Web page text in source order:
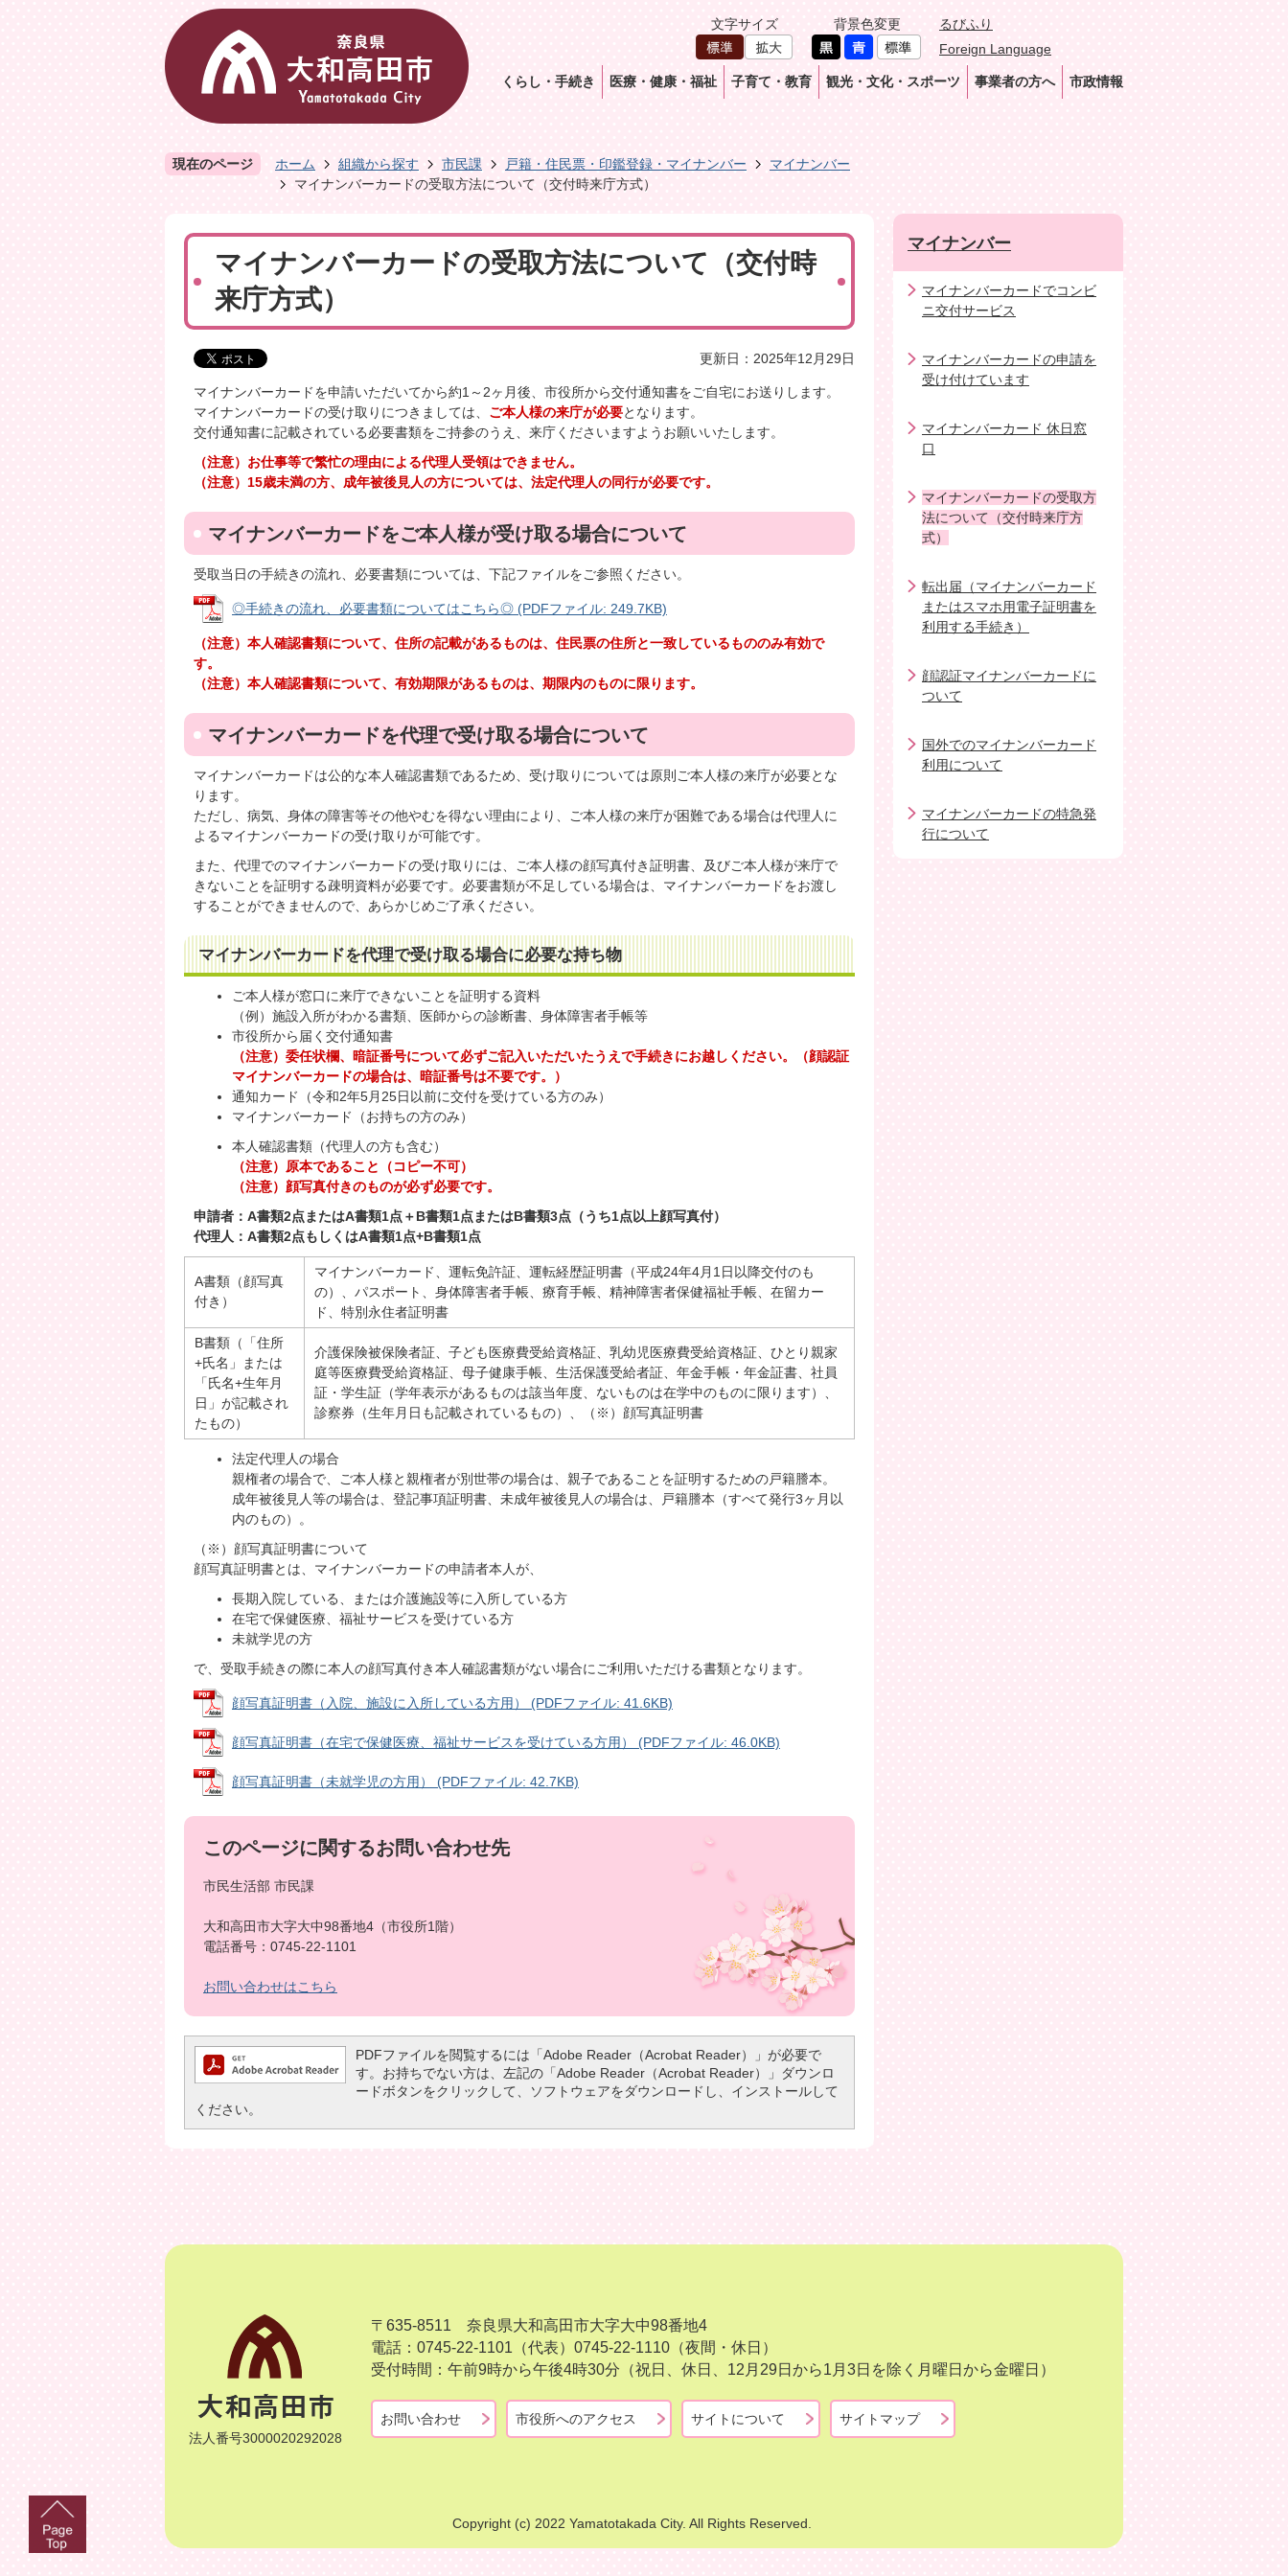
文字サイズ 背景色変更
るびふり
Foreign Language
くらし・手続き 医療・健康・福祉 子育て・教育 観光・文化・スポーツ 事業者の方へ 市政情報
現在のページ ホーム 組織から探す 市民課 戸籍・住民票・印鑑登録・マイナンバー
マイナンバー
マイナンバーカードの受取方法について（交付時来庁方式）
マイナンバーカードの受取方法について（交付時
来庁方式）
更新日：2025年12月29日
マイナンバーカードを申請いただいてから約1～2ヶ月後、市役所から交付通知書をご自宅にお送りします。
マイナンバーカードの受け取りにつきましては、 ご本人様の来庁が必要となります。
交付通知書に記載されている必要書類をご持参のうえ、来庁くださいますようお願いいたします。
（注意）お仕事等で繁忙の理由による代理人受領はできません。
（注意）15歳未満の方、成年被後見人の方については、法定代理人の同行が必要です。
マイナンバーカードをご本人様が受け取る場合について
受取当日の手続きの流れ、必要書類については、下記ファイルをご参照ください。
◎手続きの流れ、必要書類についてはこちら◎ (PDFファイル: 249.7KB)
（注意）本人確認書類について、住所の記載があるものは、住民票の住所と一致しているもののみ有効で
す。
（注意）本人確認書類について、有効期限があるものは、期限内のものに限ります。
マイナンバーカードを代理で受け取る場合について
マイナンバーカードは公的な本人確認書類であるため、受け取りについては原則ご本人様の来庁が必要とな
ります。
ただし、病気、身体の障害等その他やむを得ない理由により、ご本人様の来庁が困難である場合は代理人に
よるマイナンバーカードの受け取りが可能です。
また、代理でのマイナンバーカードの受け取りには、ご本人様の顔写真付き証明書、及びご本人様が来庁で
きないことを証明する疎明資料が必要です。必要書類が不足している場合は、マイナンバーカードをお渡し
することができませんので、あらかじめご了承ください。
マイナンバーカードを代理で受け取る場合に必要な持ち物
ご本人様が窓口に来庁できないことを証明する資料
（例）施設入所がわかる書類、医師からの診断書、身体障害者手帳等
市役所から届く交付通知書
（注意）委任状欄、暗証番号について必ずご記入いただいたうえで手続きにお越しください。（顔認証
マイナンバーカードの場合は、暗証番号は不要です。）
通知カード（令和2年5月25日以前に交付を受けている方のみ）
マイナンバーカード（お持ちの方のみ）
本人確認書類（代理人の方も含む）
（注意）原本であること（コピー不可）
（注意）顔写真付きのものが必ず必要です。
申請者：A書類2点またはA書類1点＋B書類1点またはB書類3点（うち1点以上顔写真付）
代理人：A書類2点もしくはA書類1点+B書類1点
A書類（顔写真
付き）
マイナンバーカード、運転免許証、運転経歴証明書（平成24年4月1日以降交付のも
の）、パスポート、身体障害者手帳、療育手帳、精神障害者保健福祉手帳、在留カー
ド、特別永住者証明書
B書類（「住所
+氏名」または
「氏名+生年月
日」が記載され
たもの）
介護保険被保険者証、子ども医療費受給資格証、乳幼児医療費受給資格証、ひとり親家
庭等医療費受給資格証、母子健康手帳、生活保護受給者証、年金手帳・年金証書、社員
証・学生証（学年表示があるものは該当年度、ないものは在学中のものに限ります）、
診察券（生年月日も記載されているもの）、（※）顔写真証明書
法定代理人の場合
親権者の場合で、ご本人様と親権者が別世帯の場合は、親子であることを証明するための戸籍謄本。
成年被後見人等の場合は、登記事項証明書、未成年被後見人の場合は、戸籍謄本（すべて発行3ヶ月以
内のもの）。
（※）顔写真証明書について
顔写真証明書とは、マイナンバーカードの申請者本人が、
長期入院している、または介護施設等に入所している方
在宅で保健医療、福祉サービスを受けている方
未就学児の方
​​​​で、受取手続きの際に本人の顔写真付き本人確認書類がない場合にご利用いただける書類となります。
顔写真証明書（入院、施設に入所している方用） (PDFファイル: 41.6KB)
顔写真証明書（在宅で保健医療、福祉サービスを受けている方用） (PDFファイル: 46.0KB)
顔写真証明書（未就学児の方用） (PDFファイル: 42.7KB)
このページに関するお問い合わせ先
市民生活部 市民課
大和高田市大字大中98番地4（市役所1階）
電話番号：0745-22-1101
お問い合わせはこちら
PDFファイルを閲覧するには「Adobe Reader（Acrobat Reader）」が必要で
す。お持ちでない方は、左記の「Adobe Reader（Acrobat Reader）」ダウンロ
ードボタンをクリックして、ソフトウェアをダウンロードし、インストールして
ください。
マイナンバー
マイナンバーカードでコンビ
ニ交付サービス
マイナンバーカードの申請を
受け付けています
マイナンバーカード 休日窓
口
マイナンバーカードの受取方
法について（交付時来庁方
式）
転出届（マイナンバーカード
またはスマホ用電子証明書を
利用する手続き）
顔認証マイナンバーカードに
ついて
国外でのマイナンバーカード
利用について
マイナンバーカードの特急発
行について
法人番号3000020292028
〒635-8511 奈良県大和高田市大字大中98番地4
電話：0745-22-1101（代表） 0745-22-1110（夜間・休日）
受付時間：午前9時から午後4時30分（祝日、休日、12月29日から1月3日を除く月曜日から金曜日）
お問い合わせ 市役所へのアクセス サイトについて サイトマップ
Copyright (c) 2022 Yamatotakada City. All Rights Reserved.